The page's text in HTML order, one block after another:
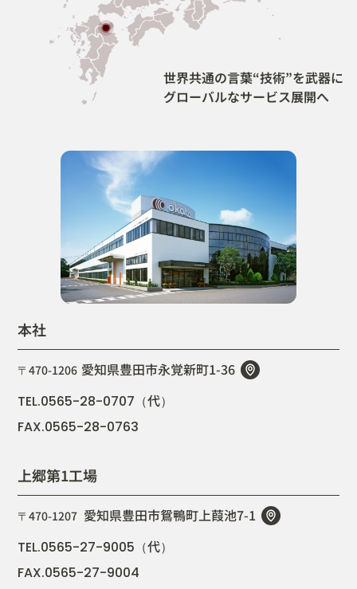
世界共通の言葉“技術”を武器に
グローバルなサービス展開へ
本社
〒470-1206 愛知県豊田市永覚新町1-36
TEL.0565-28-0707（代）
FAX.0565-28-0763
上郷第1工場
〒470-1207 愛知県豊田市鴛鴨町上葭池7-1
TEL.0565-27-9005（代）
FAX.0565-27-9004